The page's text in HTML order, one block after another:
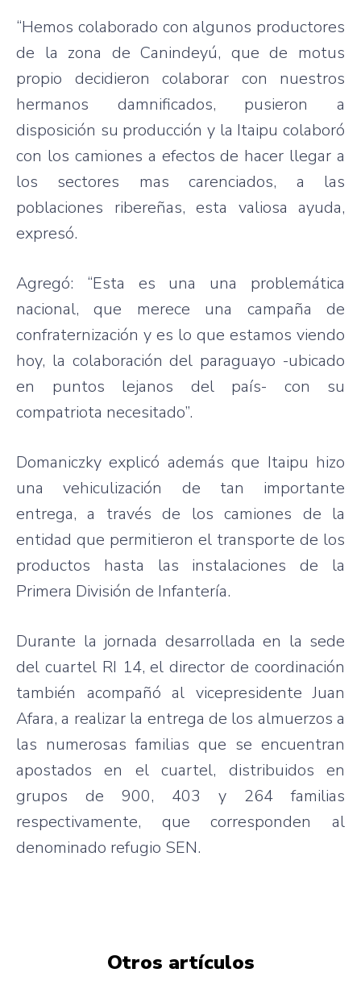
“Hemos colaborado con algunos productores
de la zona de Canindeyú, que de motus
propio decidieron colaborar con nuestros
hermanos damnificados, pusieron a
disposición su producción y la Itaipu colaboró
con los camiones a efectos de hacer llegar a
los sectores mas carenciados, a las
poblaciones ribereñas, esta valiosa ayuda,
expresó.
Agregó: “Esta es una una problemática
nacional, que merece una campaña de
confraternización y es lo que estamos viendo
hoy, la colaboración del paraguayo -ubicado
en puntos lejanos del país- con su
compatriota necesitado”.
Domaniczky explicó además que Itaipu hizo
una vehiculización de tan importante
entrega, a través de los camiones de la
entidad que permitieron el transporte de los
productos hasta las instalaciones de la
Primera División de Infantería.
Durante la jornada desarrollada en la sede
del cuartel RI 14, el director de coordinación
también acompañó al vicepresidente Juan
Afara, a realizar la entrega de los almuerzos a
las numerosas familias que se encuentran
apostados en el cuartel, distribuidos en
grupos de 900, 403 y 264 familias
respectivamente, que corresponden al
denominado refugio SEN.
Otros artículos